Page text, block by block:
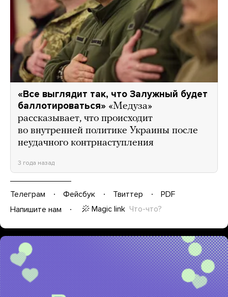
«Все выглядит так, что Залужный будет
баллотироваться» «Медуза»
рассказывает, что происходит
во внутренней политике Украины после
неудачного контрнаступления
3 года назад
Телеграм Фейсбук Твиттер
PDF
Напишите нам
Magic link Что-что?